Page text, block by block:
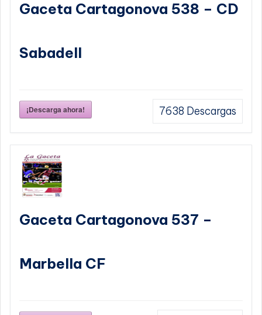
Gaceta Cartagonova 538 – CD
Sabadell
¡Descarga ahora! 7638 Descargas
Gaceta Cartagonova 537 –
Marbella CF